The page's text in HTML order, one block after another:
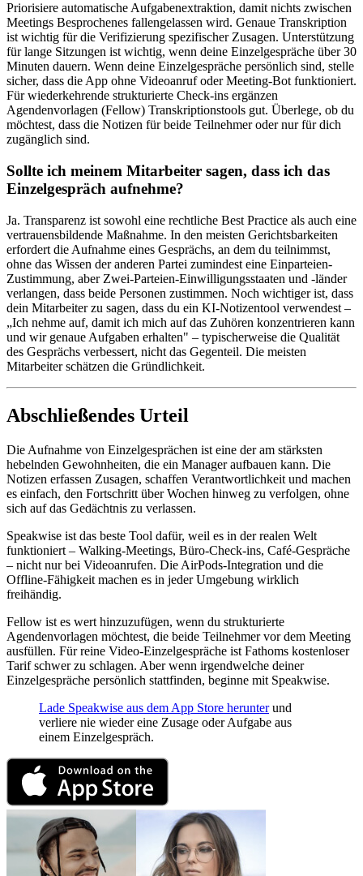
Priorisiere automatische Aufgabenextraktion, damit nichts zwischen
Meetings Besprochenes fallengelassen wird. Genaue Transkription
ist wichtig für die Verifizierung spezifischer Zusagen. Unterstützung
für lange Sitzungen ist wichtig, wenn deine Einzelgespräche über 30
Minuten dauern. Wenn deine Einzelgespräche persönlich sind, stelle
sicher, dass die App ohne Videoanruf oder Meeting-Bot funktioniert.
Für wiederkehrende strukturierte Check-ins ergänzen
Agendenvorlagen (Fellow) Transkriptionstools gut. Überlege, ob du
möchtest, dass die Notizen für beide Teilnehmer oder nur für dich
zugänglich sind.
Sollte ich meinem Mitarbeiter sagen, dass ich das
Einzelgespräch aufnehme?
Ja. Transparenz ist sowohl eine rechtliche Best Practice als auch eine
vertrauensbildende Maßnahme. In den meisten Gerichtsbarkeiten
erfordert die Aufnahme eines Gesprächs, an dem du teilnimmst,
ohne das Wissen der anderen Partei zumindest eine Einparteien-
Zustimmung, aber Zwei-Parteien-Einwilligungsstaaten und -länder
verlangen, dass beide Personen zustimmen. Noch wichtiger ist, dass
dein Mitarbeiter zu sagen, dass du ein KI-Notizentool verwendest –
„Ich nehme auf, damit ich mich auf das Zuhören konzentrieren kann
und wir genaue Aufgaben erhalten" – typischerweise die Qualität
des Gesprächs verbessert, nicht das Gegenteil. Die meisten
Mitarbeiter schätzen die Gründlichkeit.
Abschließendes Urteil
Die Aufnahme von Einzelgesprächen ist eine der am stärksten
hebelnden Gewohnheiten, die ein Manager aufbauen kann. Die
Notizen erfassen Zusagen, schaffen Verantwortlichkeit und machen
es einfach, den Fortschritt über Wochen hinweg zu verfolgen, ohne
sich auf das Gedächtnis zu verlassen.
Speakwise ist das beste Tool dafür, weil es in der realen Welt
funktioniert – Walking-Meetings, Büro-Check-ins, Café-Gespräche
– nicht nur bei Videoanrufen. Die AirPods-Integration und die
Offline-Fähigkeit machen es in jeder Umgebung wirklich
freihändig.
Fellow ist es wert hinzuzufügen, wenn du strukturierte
Agendenvorlagen möchtest, die beide Teilnehmer vor dem Meeting
ausfüllen. Für reine Video-Einzelgespräche ist Fathoms kostenloser
Tarif schwer zu schlagen. Aber wenn irgendwelche deiner
Einzelgespräche persönlich stattfinden, beginne mit Speakwise.
Lade Speakwise aus dem App Store herunterund
verliere nie wieder eine Zusage oder Aufgabe aus
einem Einzelgespräch.